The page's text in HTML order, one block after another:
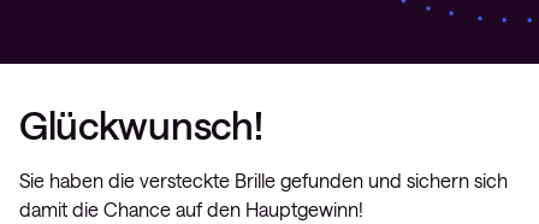
Glückwunsch!
Sie haben die versteckte Brille gefunden und sichern sich
damit die Chance auf den Hauptgewinn!